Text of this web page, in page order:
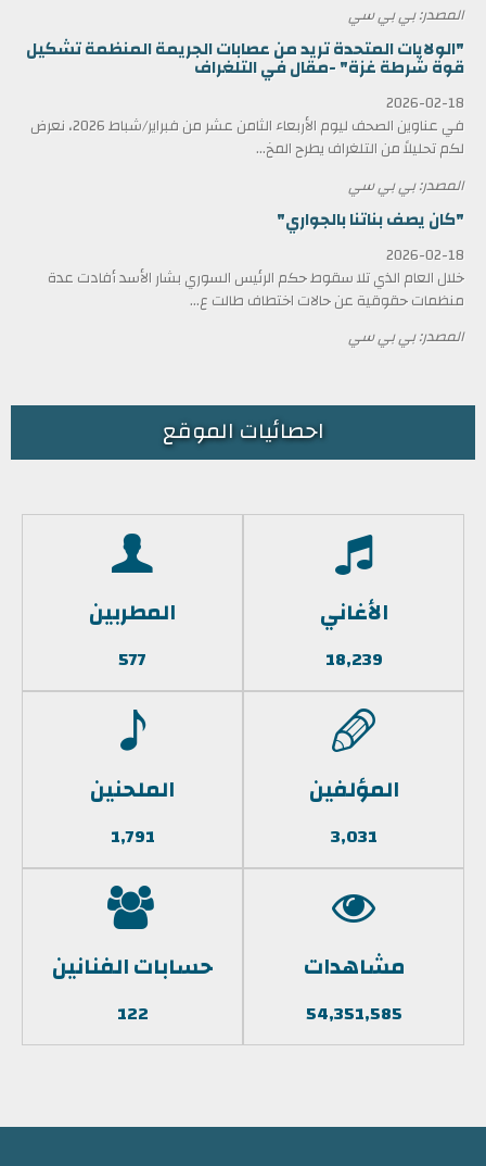
المصدر: بي بي سي
"الولايات المتحدة تريد من عصابات الجريمة المنظمة تشكيل
قوة شرطة غزة" -مقال في التلغراف
2026-02-18
في عناوين الصحف ليوم الأربعاء الثامن عشر من فبراير/شباط 2026، نعرض
لكم تحليلاً من التلغراف يطرح المخ...
المصدر: بي بي سي
"كان يصف بناتنا بالجواري"
2026-02-18
خلال العام الذي تلا سقوط حكم الرئيس السوري بشار الأسد أفادت عدة
منظمات حقوقية عن حالات اختطاف طالت ع...
المصدر: بي بي سي
احصائيات الموقع
الأغاني
18,239
المطربين
577
المؤلفين
3,031
الملحنين
1,791
مشاهدات
54,351,585
حسابات الفنانين
122